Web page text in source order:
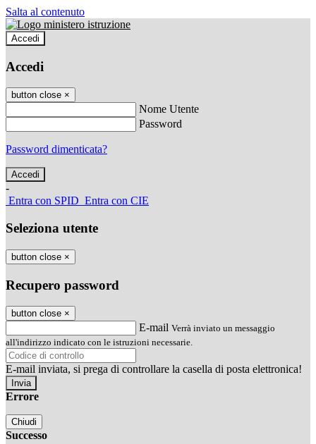
Salta al contenuto
Accedi
Accedi
button close ×
Nome Utente
Password
Password dimenticata?
-
Entra con SPID Entra con CIE
Seleziona utente
button close ×
Recupero password
button close ×
E-mail Verrà inviato un messaggio
all'indirizzo indicato con le istruzioni necessarie.
E-mail inviata, si prega di controllare la casella di posta elettronica!
Errore
Chiudi
Successo